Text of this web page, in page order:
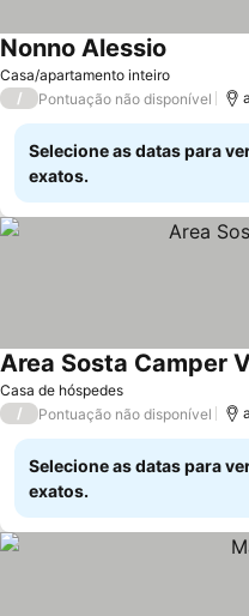
Casa/apartamento inteiro
Nonno Alessio
/ Pontuação não disponível
Selecione as datas para
exatos.
Casa de hóspedes
Area Sosta Camper
/ Pontuação não disponível
Selecione as datas para
exatos.